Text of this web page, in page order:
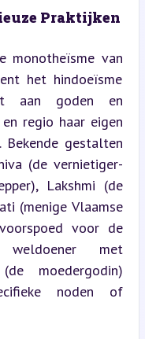
Praktijken
van
het hindoeïsme
aan goden en
regio haar eigen
Bekende gestalten
(de vernietiger-
Lakshmi (de
(menige Vlaamse
voor de
weldoener met
moedergodin)
noden of